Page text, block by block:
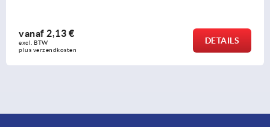
vanaf 2,13 €
excl. BTW
plus verzendkosten
DETAILS